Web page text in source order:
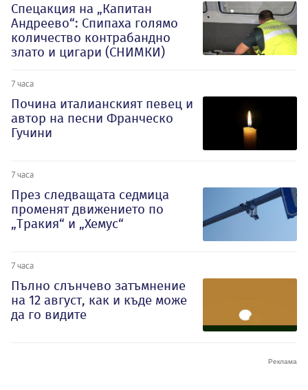
Спецакция на „Капитан
Андреево“: Спипаха голямо
количество контрабандно
злато и цигари (СНИМКИ)
7 часа
Почина италианският певец и
автор на песни Франческо
Гучини
7 часа
През следващата седмица
променят движението по
„Тракия“ и „Хемус“
7 часа
Пълно слънчево затъмнение
на 12 август, как и къде може
да го видите